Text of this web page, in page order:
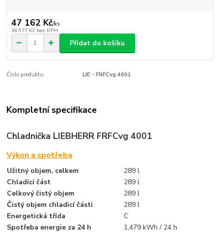
47 162 Kč/ks
38 977 Kč bez DPH
Přidat do košíku
Číslo produktu: LIE - FRFCvg 4001
Kompletní specifikace
Chladnička LIEBHERR FRFCvg 4001
Výkon a spotřeba
Užitný objem, celkem
289 l
Chladící část
289 l
Celkový čistý objem
289 l
Čistý objem chladicí části
289 l
Energetická třída
C
Spotřeba energie za 24 h
1,479 kWh / 24 h